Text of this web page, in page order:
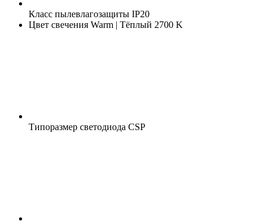
Класс пылевлагозащиты IP20
Цвет свечения Warm | Тёплый 2700 K
Типоразмер светодиода CSP